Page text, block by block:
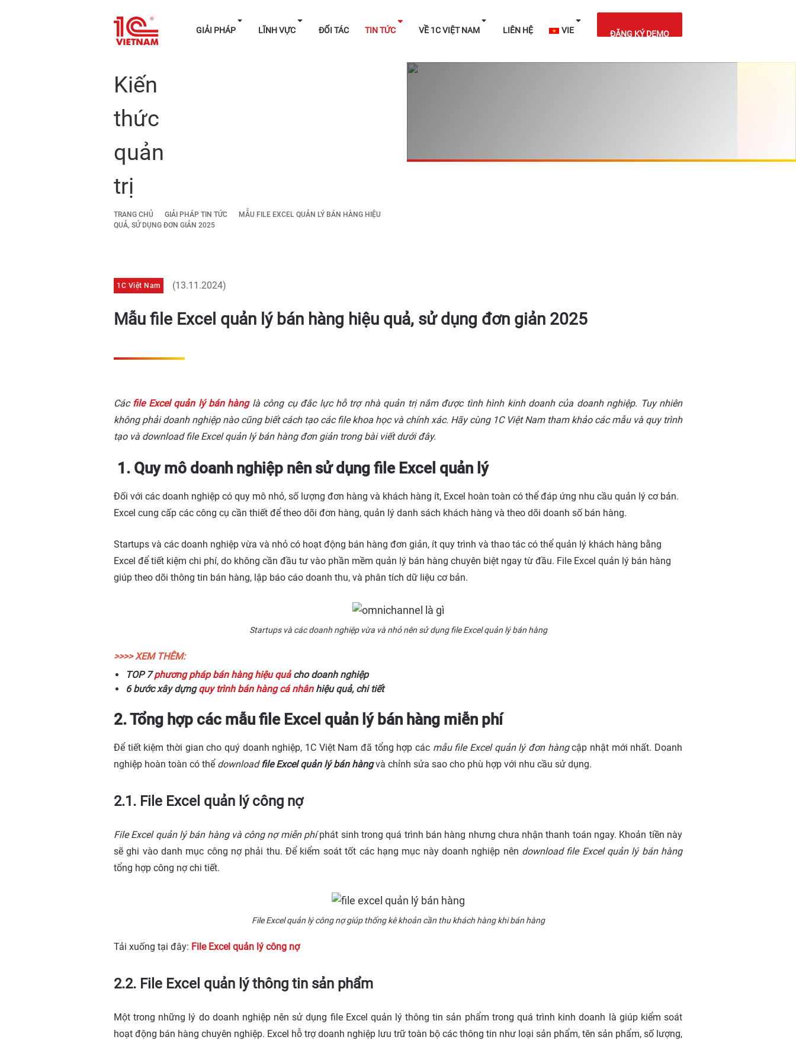
GIẢI PHÁP LĨNH VỰC ĐỐI TÁC TIN TỨC VỀ 1C VIỆT NAM LIÊN HỆ VIE
Kiến
thức
quản
trị
TRANG CHỦ GIẢI PHÁP TIN TỨC
MẪU FILE EXCEL QUẢN LÝ BÁN HÀNG HIỆU
QUẢ, SỬ DỤNG ĐƠN GIẢN 2025
1C Việt Nam (13.11.2024)
Mẫu file Excel quản lý bán hàng hiệu quả, sử dụng đơn giản 2025
Các file Excel quản lý bán hànglà công cụ đắc lực hỗ trợ nhà quản trị nắm được tình hình kinh doanh của doanh nghiệp. Tuy nhiên
không phải doanh nghiệp nào cũng biết cách tạo các file khoa học và chính xác. Hãy cùng 1C Việt Nam tham khảo các mẫu và quy trình
tạo và download file Excel quản lý bán hàng đơn giản trong bài viết dưới đây.
1. Quy mô doanh nghiệp nên sử dụng file Excel quản lý
Đối với các doanh nghiệp có quy mô nhỏ, số lượng đơn hàng và khách hàng ít, Excel hoàn toàn có thể đáp ứng nhu cầu quản lý cơ bản.
Excel cung cấp các công cụ cần thiết để theo dõi đơn hàng, quản lý danh sách khách hàng và theo dõi doanh số bán hàng.
Startups và các doanh nghiệp vừa và nhỏ có hoạt động bán hàng đơn giản, ít quy trình và thao tác có thể quản lý khách hàng bằng
Excel để tiết kiệm chi phí, do không cần đầu tư vào phần mềm quản lý bán hàng chuyên biệt ngay từ đầu. File Excel quản lý bán hàng
giúp theo dõi thông tin bán hàng, lập báo cáo doanh thu, và phân tích dữ liệu cơ bản.
Startups và các doanh nghiệp vừa và nhỏ nên sử dụng file Excel quản lý bán hàng
>>>> XEM THÊM:
TOP 7phương pháp bán hàng hiệu quảcho doanh nghiệp
6 bước xây dựngquy trình bán hàng cá nhânhiệu quả, chi tiết
2. Tổng hợp các mẫu file Excel quản lý bán hàng miễn phí
Để tiết kiệm thời gian cho quý doanh nghiệp, 1C Việt Nam đã tổng hợp các mẫu file Excel quản lý đơn hàngcập nhật mới nhất. Doanh
nghiệp hoàn toàn có thể downloadfile Excel quản lý bán hàngvà chỉnh sửa sao cho phù hợp với nhu cầu sử dụng.
2.1. File Excel quản lý công nợ
File Excel quản lý bán hàng và công nợ miễn phíphát sinh trong quá trình bán hàng nhưng chưa nhận thanh toán ngay. Khoản tiền này
sẽ ghi vào danh mục công nợ phải thu. Để kiểm soát tốt các hạng mục này doanh nghiệp nên download file Excel quản lý bán hàng
tổng hợp công nợ chi tiết.
File Excel quản lý công nợ giúp thống kê khoản cần thu khách hàng khi bán hàng
Tải xuống tại đây: File Excel quản lý công nợ
2.2. File Excel quản lý thông tin sản phẩm
Một trong những lý do doanh nghiệp nên sử dụng file Excel quản lý thông tin sản phẩm trong quá trình kinh doanh là giúp kiểm soát
hoạt động bán hàng chuyên nghiệp. Excel hỗ trợ doanh nghiệp lưu trữ toàn bộ các thông tin như loại sản phẩm, tên sản phẩm, số lượng,